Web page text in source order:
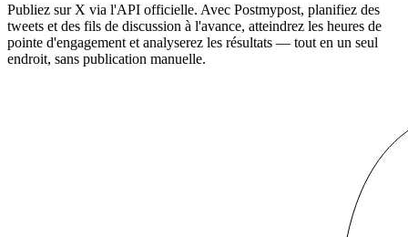
Publiez sur X via l'API officielle. Avec Postmypost, planifiez des
tweets et des fils de discussion à l'avance, atteindrez les heures de
pointe d'engagement et analyserez les résultats — tout en un seul
endroit, sans publication manuelle.